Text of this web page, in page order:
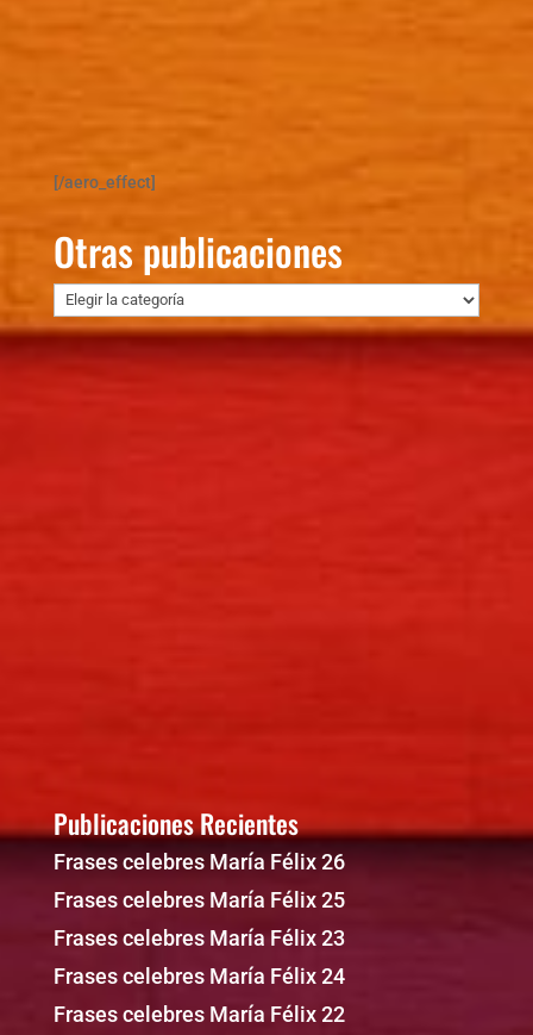
[/aero_effect]
Otras publicaciones
Otras
publicaciones
Publicaciones Recientes
Frases celebres María Félix 26
Frases celebres María Félix 25
Frases celebres María Félix 23
Frases celebres María Félix 24
Frases celebres María Félix 22